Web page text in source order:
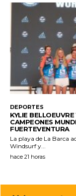
DEPORTES
KYLIE
CAMPEONES
FUERTEVENTURA
La playa de La Barca
Windsurf y...
hace 21 horas